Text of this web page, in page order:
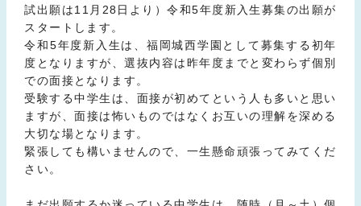
試出願は11月28日より）令和5年度新入生募集の出願が
スタートします。
令和5年度新入生は、福岡城西学園として募集する初年
度となりますが、選抜内容は昨年度までと変わらず個別
での面接となります。
受験する中学生は、面接が初めてという人も多いと思い
ますが、面接は怖いものではなくお互いの理解を深める
大切な場となります。
緊張しても構いませんので、一生懸命頑張ってみてくだ
さい。